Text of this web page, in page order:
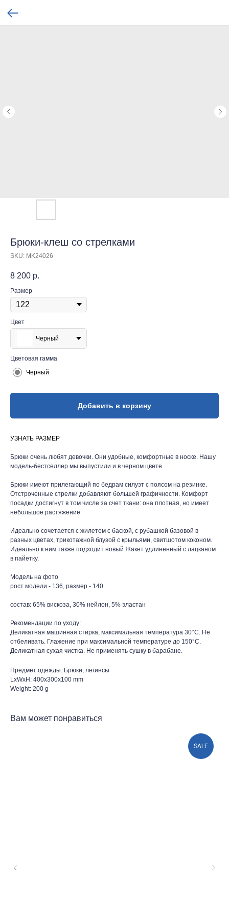
Брюки-клеш со стрелками
SKU: MK24026
8 200 р.
Размер
Цвет
Черный
Цветовая гамма
Черный
Добавить в корзину
УЗНАТЬ РАЗМЕР
Брюки очень любят девочки. Они удобные, комфортные в носке. Нашу
модель-бестселлер мы выпустили и в черном цвете.
Брюки имеют прилегающий по бедрам силуэт с поясом на резинке.
Отстроченные стрелки добавляют большей графичности. Комфорт
посадки достигнут в том числе за счет ткани: она плотная, но имеет
небольшое растяжение.
Идеально сочетается с жилетом с баской, с рубашкой базовой в
разных цветах, трикотажной блузой с крыльями, свитшотом коконом.
Идеально к ним также подходит новый Жакет удлиненный с лацканом
в пайетку.
Модель на фото
рост модели - 136, размер - 140
состав: 65% вискоза, 30% нейлон, 5% эластан
Рекомендации по уходу:
Деликатная машинная стирка, максимальная температура 30°С. Не
отбеливать. Глажение при максимальной температуре до 150°С.
Деликатная сухая чистка. Не применять сушку в барабане.
Предмет одежды: Брюки, легинсы
LxWxH: 400x300x100 mm
Weight: 200 g
Вам может понравиться
SALE